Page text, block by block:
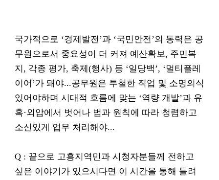
국가적으로 ‘경제발전’과 ‘국민안전’의 동력은 공
무원으로서 중요성이 더 커져 예산확보, 주민복
지, 각종 평가, 축제(행사) 등 ‘일당백’, ‘멀티플레
이어’가 돼야...공무원은 투철한 직업 및 소명의식
있어야하며 시대적 흐름에 맞는 ‘역량 개발’과 유
혹·외압에서 벗어나 법과 원칙에 따라 청렴하고
소신있게 업무 처리해야...
Q : 끝으로 고흥지역민과 시청자분들께 전하고
싶은 이야기가 있으시다면 이 시간을 통해 들려